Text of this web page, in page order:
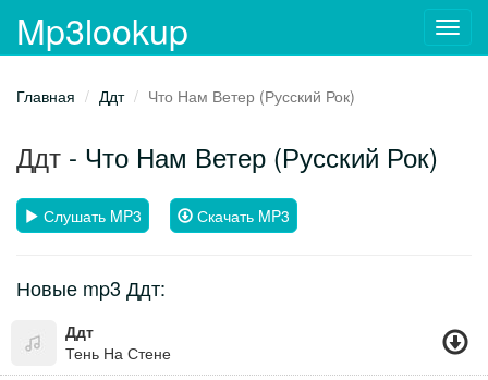
Mp3lookup
Главная Ддт Что Нам Ветер (Русский Рок)
Ддт - Что Нам Ветер (Русский Рок)
Слушать MP3 Скачать MP3
Новые mp3 Ддт:
Ддт
Тень На Стене